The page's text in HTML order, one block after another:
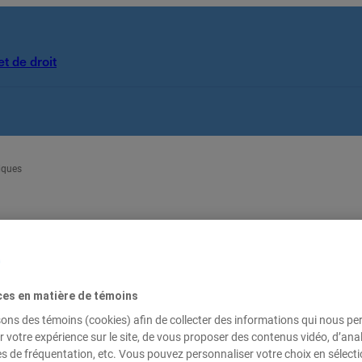
de droit
étudiant en droit axés sur l’accès à la justice, les
en matière de témoins
des témoins (cookies) afin de collecter des informations qui nous
votre expérience sur le site, de vous proposer des contenus vidéo,
de fréquentation, etc. Vous pouvez personnaliser votre choix en